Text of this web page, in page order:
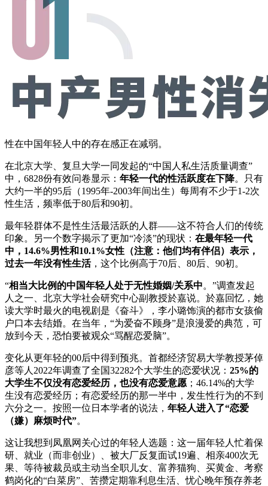
性在中国年轻人中的存在感正在减弱。
在北京大学、复旦大学一同发起的“中国人私生活质量调查”
中，6828份有效问卷显示： 年轻一代的性活跃度在下降。只有
大约一半的95后（1995年-2003年间出生）每周有不少于1-2次
性生活，频率低于80后和90初。
最年轻群体不是性生活最活跃的人群——这不符合人们的传统
印象。另一个数字揭示了更加“冷淡”的现状： 在最年轻一代
中，14.6%男性和10.1%女性（注意：他们均有伴侣）表示，
过去一年没有性生活，这个比例高于70后、80后、90初。
“相当大比例的中国年轻人处于无性婚姻/关系中。”调查发起
人之一、北京大学社会研究中心副教授於嘉说。於嘉回忆，她
读大学时最火的电视剧是《奋斗》，李小璐饰演的都市女孩偷
户口本去结婚。在当年，“为爱奋不顾身”是浪漫爱的典范，可
放到今天，恐怕要被观众“骂醒恋爱脑”。
变化从更年轻的00后中得到预兆。首都经济贸易大学教授茅倬
彦等人2022年调查了全国32282个大学生的恋爱状况： 25%的
大学生不仅没有恋爱经历，也没有恋爱意愿 ；46.14%的大学
生没有恋爱经历；有恋爱经历的那一半中，发生性行为的不到
六分之一。按照一位日本学者的说法， 年轻人进入了“恋爱
（嫌）麻烦时代”。
这让我想到凤凰网关心过的年轻人选题：这一届年轻人忙着保
研、就业（而非创业）、被大厂反复面试19遍、相亲400次无
果、等待被裁员或主动当全职儿女、富养猫狗、买黄金、考察
鹤岗化的“白菜房”、苦攒定期靠利息生活、忧心晚年预存养老